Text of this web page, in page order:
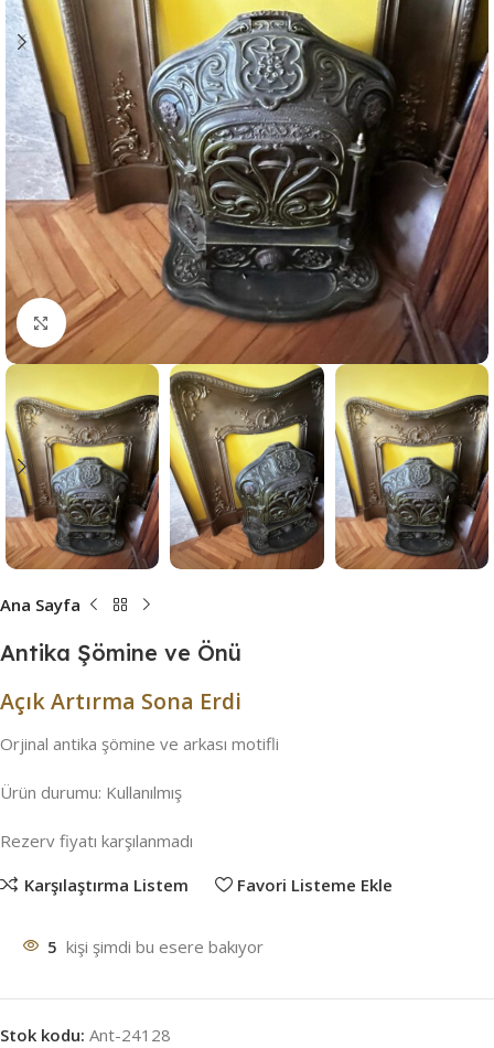
Büyütmek için tıklayın
Ana Sayfa
Antika Şömine ve Önü
Açık Artırma Sona Erdi
Orjinal antika şömine ve arkası motifli
Ürün durumu: Kullanılmış
Rezerv fiyatı karşılanmadı
Karşılaştırma Listem
Favori Listeme Ekle
5 kişi şimdi bu esere bakıyor
Stok kodu: Ant-24128